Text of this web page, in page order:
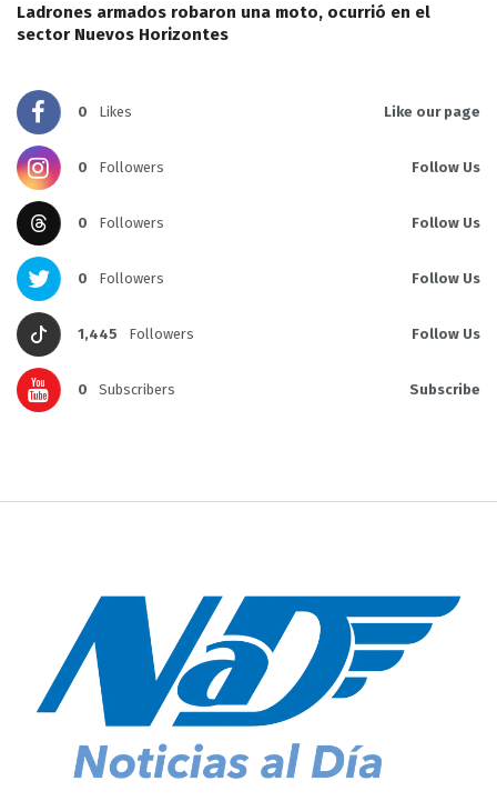
Ladrones armados robaron una moto, ocurrió en el
sector Nuevos Horizontes
0 Likes Like our page
0 Followers Follow Us
0 Followers Follow Us
0 Followers Follow Us
1,445 Followers Follow Us
0 Subscribers Subscribe